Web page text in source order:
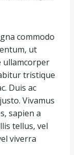
commodo
ut
ullamcorper
tristique
Duis ac
Vivamus
sapien a
tellus, vel
viverra